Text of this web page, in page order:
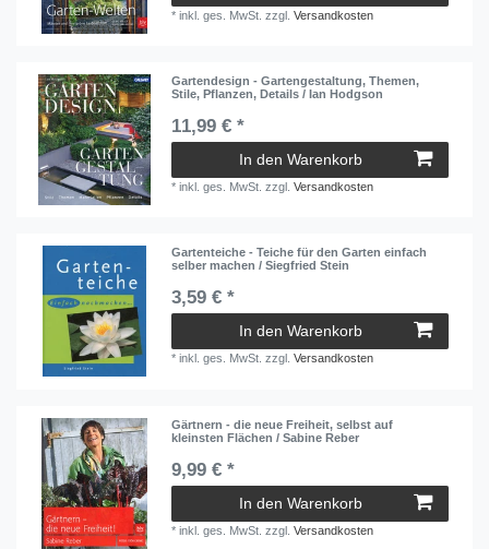
*inkl. ges. MwSt. zzgl.Versandkosten
Gartendesign - Gartengestaltung, Themen,
Stile, Pflanzen, Details / Ian Hodgson
11,99 € *
In den Warenkorb
*inkl. ges. MwSt. zzgl.Versandkosten
Gartenteiche - Teiche für den Garten einfach
selber machen / Siegfried Stein
3,59 € *
In den Warenkorb
*inkl. ges. MwSt. zzgl.Versandkosten
Gärtnern - die neue Freiheit, selbst auf
kleinsten Flächen / Sabine Reber
9,99 € *
In den Warenkorb
*inkl. ges. MwSt. zzgl.Versandkosten